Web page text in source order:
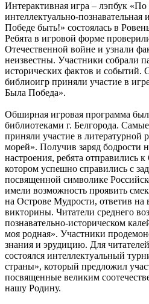
Интерактивная игра – лэпбук
интеллектуально-познавательная
Победе быть!» состоялась в
Ребята в игровой форме
Отечественной войне и узнали
неизвестны. Участники собрали
исторических фактов и
библиоигр приняли участие в
Была Победа».
Обширная игровая программа
библиотеками г. Белгорода.
приняли участие в
морей». Получив заряд бодрости
настроения, ребята отправились
котором успешно справились с
посвященной символике
имели возможность проявить
на Острове Мудрости, ответив на
викторины. Читатели среднего
познавательно-историческом
моя родная». Участники
знания и эрудицию. Для
состоялся интеллектуальный
страны», который предложил
посвященные великим
нашу Родину.